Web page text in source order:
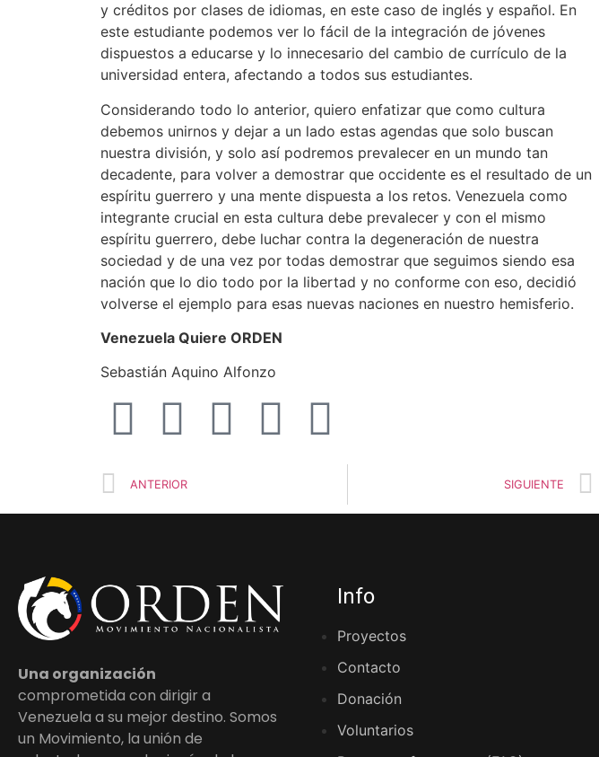
y créditos por clases de idiomas, en este caso de inglés y español. En
este estudiante podemos ver lo fácil de la integración de jóvenes
dispuestos a educarse y lo innecesario del cambio de currículo de la
universidad entera, afectando a todos sus estudiantes.
Considerando todo lo anterior, quiero enfatizar que como cultura
debemos unirnos y dejar a un lado estas agendas que solo buscan
nuestra división, y solo así podremos prevalecer en un mundo tan
decadente, para volver a demostrar que occidente es el resultado de un
espíritu guerrero y una mente dispuesta a los retos. Venezuela como
integrante crucial en esta cultura debe prevalecer y con el mismo
espíritu guerrero, debe luchar contra la degeneración de nuestra
sociedad y de una vez por todas demostrar que seguimos siendo esa
nación que lo dio todo por la libertad y no conforme con eso, decidió
volverse el ejemplo para esas nuevas naciones en nuestro hemisferio.
Venezuela Quiere ORDEN
Sebastián Aquino Alfonzo
ANTERIOR SIGUIENTE
Una organización
comprometida con dirigir a
Venezuela a su mejor destino. Somos
un Movimiento, la unión de
Info
Proyectos
Contacto
Donación
Voluntarios